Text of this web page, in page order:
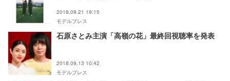
2018.09.21 19:15
モデルプレス
石原さとみ主演「高嶺の花」最終回視聴率を発表
2018.09.13 10:42
モデルプレス